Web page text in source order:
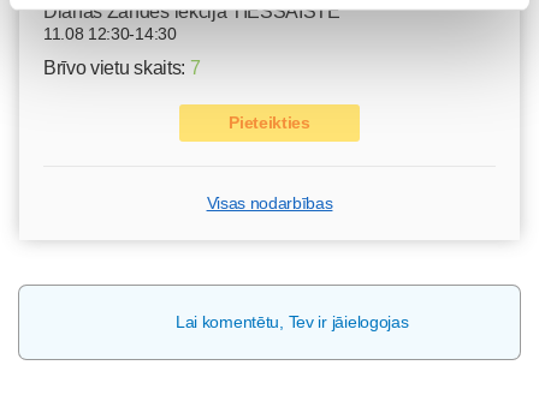
Diānas Zandes lekcija TIEŠSAISTĒ
11.08 12:30-14:30
Brīvo vietu skaits: 7
Pieteikties
Visas nodarbības
Lai komentētu, Tev ir jāielogojas